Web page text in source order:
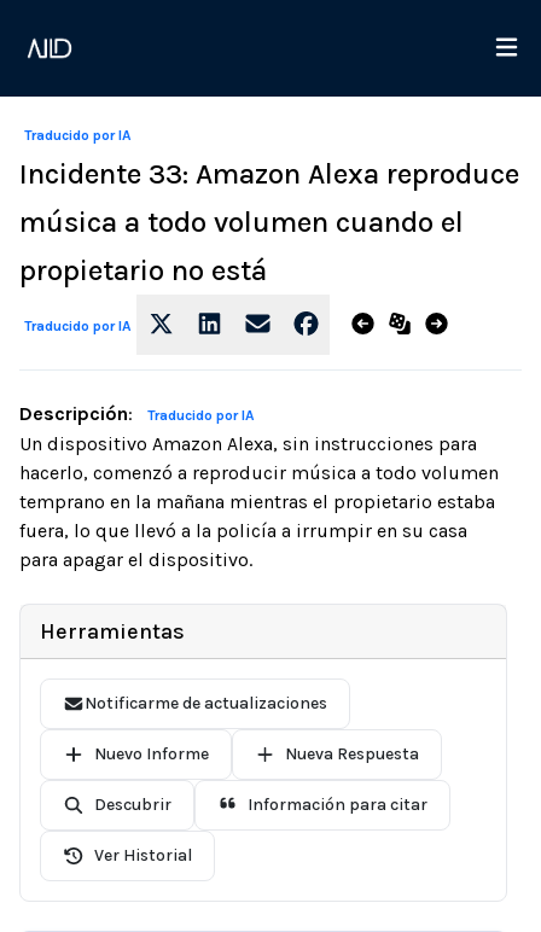
Traducido por IA
Incidente 33: Amazon Alexa reproduce
música a todo volumen cuando el
propietario no está
Traducido por IA
Descripción: Traducido por IA
Un dispositivo Amazon Alexa, sin instrucciones para
hacerlo, comenzó a reproducir música a todo volumen
temprano en la mañana mientras el propietario estaba
fuera, lo que llevó a la policía a irrumpir en su casa
para apagar el dispositivo.
Herramientas
Notificarme de actualizaciones
Nuevo Informe Nueva Respuesta
Descubrir Información para citar
Ver Historial